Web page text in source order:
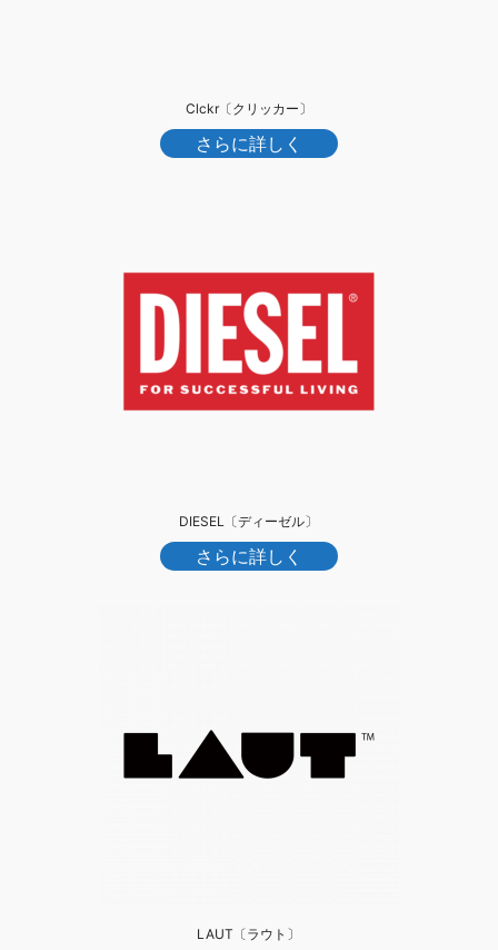
Clckr〔クリッカー〕
さらに詳しく
DIESEL〔ディーゼル〕
さらに詳しく
LAUT〔ラウト〕